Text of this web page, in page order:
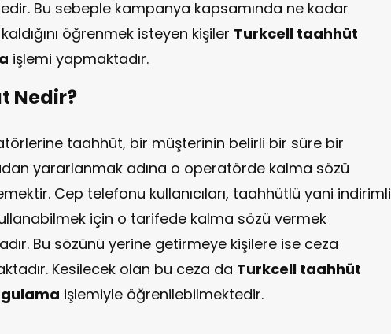
Bu sebeple kampanya kapsamında ne kadar
öğrenmek isteyen kişiler Turkcell taahhüt
işlemi yapmaktadır.
Nedir?
taahhüt, bir müşterinin belirli bir süre bir
yararlanmak adına o operatörde kalma sözü
Cep telefonu kullanıcıları, taahhütlü yani indirimli
için o tarifede kalma sözü vermek
Bu sözünü yerine getirmeye kişilere ise ceza
Kesilecek olan bu ceza da Turkcell taahhüt
işlemiyle öğrenilebilmektedir.